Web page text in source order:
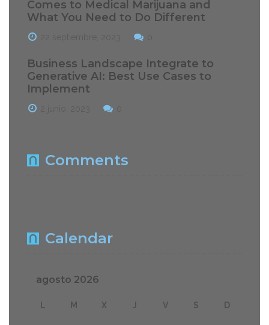
Comes to Medical Marijuana and
What You Need to Do Different
Business Landscape Integrate to
Generative AI: Best Use Cases to
Implement
Comments
Calendar
agosto 2026
L M X J V S D